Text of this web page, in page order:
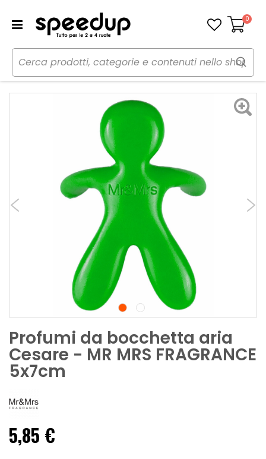
Carrello
0
Home Auto Cura dell'auto
Profumi
Profumi da bocchetta aria Cesare - MR MRS FRAGRANCE
Profumi da bocchetta aria
Cesare - MR MRS FRAGRANCE
5x7cm
5,85 €